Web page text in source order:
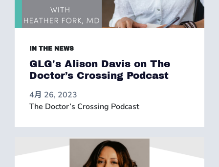
IN THE NEWS
GLG's Alison Davis on The
Doctor’s Crossing Podcast
4月 26, 2023
The Doctor’s Crossing Podcast